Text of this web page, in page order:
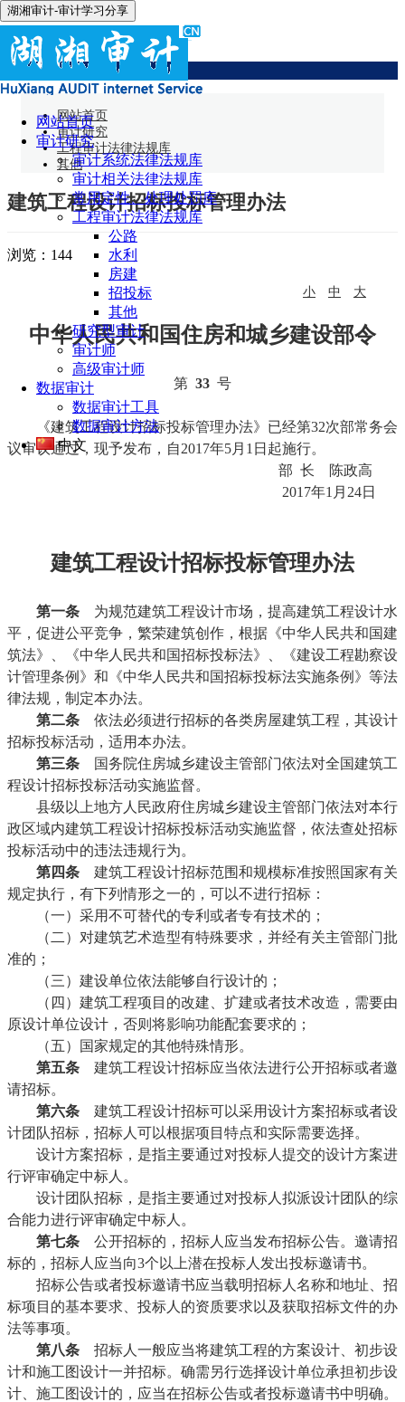
湖湘审计-审计学习分享
网站首页
审计研究
审计系统法律法规库
审计相关法律法规库
常用定性、处理处罚库
工程审计法律法规库
公路
水利
房建
招投标
其他
研究型审计
审计师
高级审计师
数据审计
数据审计工具
数据审计方法
中文
其他
网站首页
审计研究
工程审计法律法规库
其他
建筑工程设计招标投标管理办法
浏览： 144
小 中 大
中华人民共和国住房和城乡建设部令
第 33 号
《建筑工程设计招标投标管理办法》已经第32次部常务会
议审议通过，现予发布，自2017年5月1日起施行。
部 长 陈政高
2017年1月24日
建筑工程设计招标投标管理办法
第一条 为规范建筑工程设计市场，提高建筑工程设计水
平，促进公平竞争，繁荣建筑创作，根据《中华人民共和国建
筑法》、《中华人民共和国招标投标法》、《建设工程勘察设
计管理条例》和《中华人民共和国招标投标法实施条例》等法
律法规，制定本办法。
第二条 依法必须进行招标的各类房屋建筑工程，其设计
招标投标活动，适用本办法。
第三条 国务院住房城乡建设主管部门依法对全国建筑工
程设计招标投标活动实施监督。
县级以上地方人民政府住房城乡建设主管部门依法对本行
政区域内建筑工程设计招标投标活动实施监督，依法查处招标
投标活动中的违法违规行为。
第四条 建筑工程设计招标范围和规模标准按照国家有关
规定执行，有下列情形之一的，可以不进行招标：
（一）采用不可替代的专利或者专有技术的；
（二）对建筑艺术造型有特殊要求，并经有关主管部门批
准的；
（三）建设单位依法能够自行设计的；
（四）建筑工程项目的改建、扩建或者技术改造，需要由
原设计单位设计，否则将影响功能配套要求的；
（五）国家规定的其他特殊情形。
第五条 建筑工程设计招标应当依法进行公开招标或者邀
请招标。
第六条 建筑工程设计招标可以采用设计方案招标或者设
计团队招标，招标人可以根据项目特点和实际需要选择。
设计方案招标，是指主要通过对投标人提交的设计方案进
行评审确定中标人。
设计团队招标，是指主要通过对投标人拟派设计团队的综
合能力进行评审确定中标人。
第七条 公开招标的，招标人应当发布招标公告。邀请招
标的，招标人应当向3个以上潜在投标人发出投标邀请书。
招标公告或者投标邀请书应当载明招标人名称和地址、招
标项目的基本要求、投标人的资质要求以及获取招标文件的办
法等事项。
第八条 招标人一般应当将建筑工程的方案设计、初步设
计和施工图设计一并招标。确需另行选择设计单位承担初步设
计、施工图设计的，应当在招标公告或者投标邀请书中明确。